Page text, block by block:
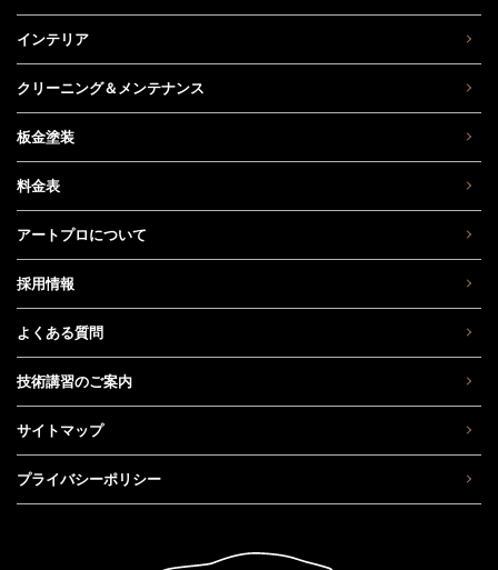
インテリア
クリーニング＆メンテナンス
板金塗装
料金表
アートプロについて
採用情報
よくある質問
技術講習のご案内
サイトマップ
プライバシーポリシー